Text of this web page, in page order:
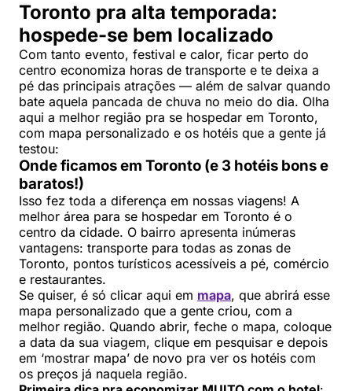
Toronto pra alta temporada:
hospede-se bem localizado
Com tanto evento, festival e calor, ficar perto do
centro economiza horas de transporte e te deixa a
pé das principais atrações — além de salvar quando
bate aquela pancada de chuva no meio do dia. Olha
aqui a melhor região pra se hospedar em Toronto,
com mapa personalizado e os hotéis que a gente já
testou:
Onde ficamos em Toronto (e 3 hotéis bons e
baratos!)
Isso fez toda a diferença em nossas viagens! A
melhor área para se hospedar em Toronto é o
centro da cidade. O bairro apresenta inúmeras
vantagens: transporte para todas as zonas de
Toronto, pontos turísticos acessíveis a pé, comércio
e restaurantes.
Se quiser, é só clicar aqui em mapa, que abrirá esse
mapa personalizado que a gente criou, com a
melhor região. Quando abrir, feche o mapa, coloque
a data da sua viagem, clique em pesquisar e depois
em ‘mostrar mapa’ de novo pra ver os hotéis com
os preços já naquela região.